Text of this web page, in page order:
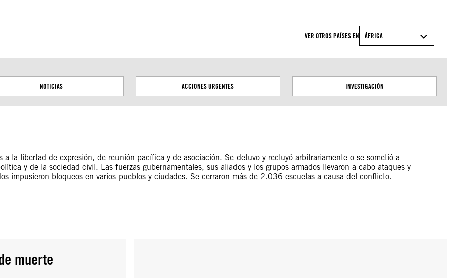
VER OTROS PAÍSES EN ÁFRICA
NOTICIAS ACCIONES URGENTES INVESTIGACIÓN
a la libertad de expresión, de reunión pacífica y de asociación. Se detuvo y recluyó arbitrariamente o se sometió a
y de la sociedad civil. Las fuerzas gubernamentales, sus aliados y los grupos armados llevaron a cabo ataques y
impusieron bloqueos en varios pueblos y ciudades. Se cerraron más de 2.036 escuelas a causa del conflicto.
muerte